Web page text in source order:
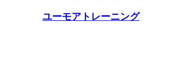
ユーモアトレーニング